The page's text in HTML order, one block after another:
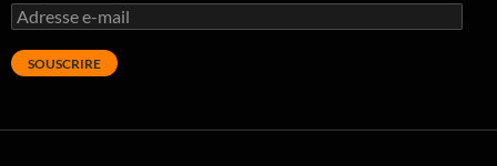
Adresse
e-
mail
SOUSCRIRE